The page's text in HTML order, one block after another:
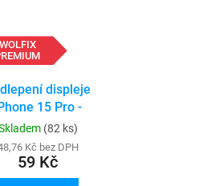
WOLFIX
displeje
15 Pro -
PREMIUM
(82 ks)
Kč bez DPH
59 Kč